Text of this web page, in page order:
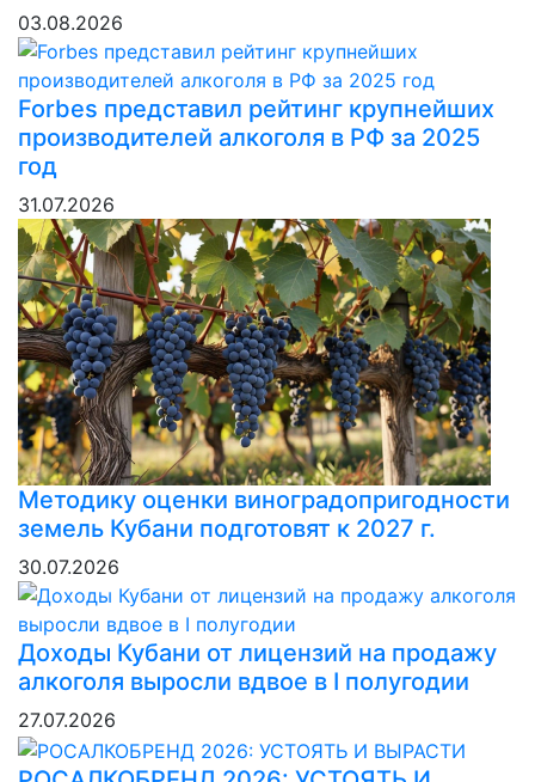
03.08.2026
Forbes представил рейтинг крупнейших
производителей алкоголя в РФ за 2025
год
31.07.2026
Методику оценки виноградопригодности
земель Кубани подготовят к 2027 г.
30.07.2026
Доходы Кубани от лицензий на продажу
алкоголя выросли вдвое в I полугодии
27.07.2026